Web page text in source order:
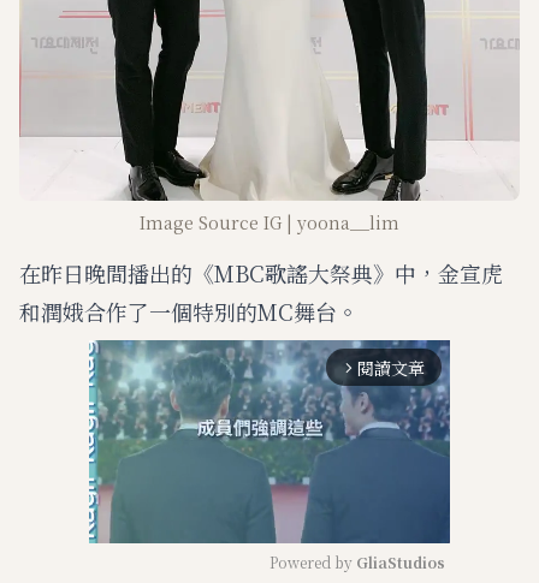
Image Source IG | yoona__lim
在昨日晚間播出的《MBC歌謠大祭典》中，金宣虎
和潤娥合作了一個特別的MC舞台。
arrow_forward_ios 閱讀文章
Powered by GliaStudios